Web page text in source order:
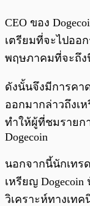
CEO ของ
เตรียมที่จะไปออก
พฤษภาคมที่จะถึง
ดังนั้นจึงมีการคา
ออกมากล่าวถึงเ
ทำให้ผู้ที่ชมรายก
Dogecoin
นอกจากนี้นักเทร
เหรียญ
วิเคราะห์ทางเท